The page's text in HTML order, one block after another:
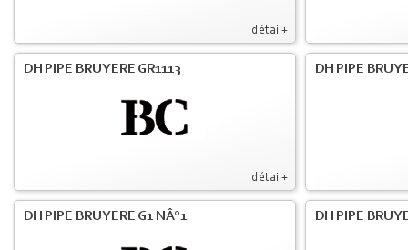
détail+
détail+
DH PIPE BRUYERE GR1113 DH PIPE
DH PIPE BRUYERE G1 NÂ°1 DH PIPE